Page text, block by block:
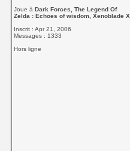
Joue àDark Forces, The Legend Of
Zelda : Echoes of wisdom, Xenoblade X
Inscrit : Apr 21, 2006
Messages : 1333
Hors ligne